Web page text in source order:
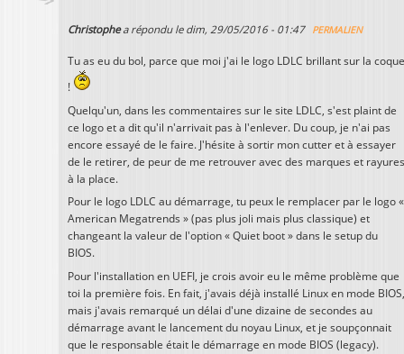
Christophea répondu le dim, 29/05/2016 - 01:47 PERMALIEN
Tu as eu du bol, parce que moi j'ai le logo LDLC brillant sur la coque
!
Quelqu'un, dans les commentaires sur le site LDLC, s'est plaint de
ce logo et a dit qu'il n'arrivait pas à l'enlever. Du coup, je n'ai pas
encore essayé de le faire. J'hésite à sortir mon cutter et à essayer
de le retirer, de peur de me retrouver avec des marques et rayures
à la place.
Pour le logo LDLC au démarrage, tu peux le remplacer par le logo «
American Megatrends » (pas plus joli mais plus classique) et
changeant la valeur de l'option « Quiet boot » dans le setup du
BIOS.
Pour l'installation en UEFI, je crois avoir eu le même problème que
toi la première fois. En fait, j'avais déjà installé Linux en mode BIOS,
mais j'avais remarqué un délai d'une dizaine de secondes au
démarrage avant le lancement du noyau Linux, et je soupçonnait
que le responsable était le démarrage en mode BIOS (legacy).